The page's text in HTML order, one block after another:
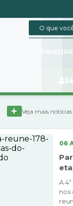
Veja mais notícias
06
A
nos